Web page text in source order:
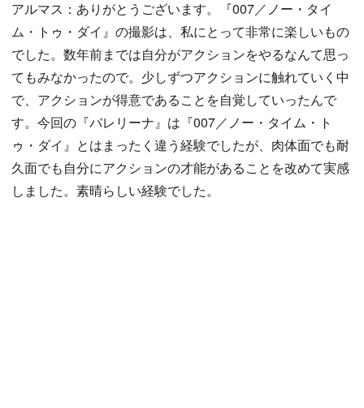
アルマス：ありがとうございます。『007／ノー・タイ
ム・トゥ・ダイ』の撮影は、私にとって非常に楽しいもの
でした。数年前までは自分がアクションをやるなんて思っ
てもみなかったので。少しずつアクションに触れていく中
で、アクションが得意であることを自覚していったんで
す。今回の『バレリーナ』は『007／ノー・タイム・ト
ゥ・ダイ』とはまったく違う経験でしたが、肉体面でも耐
久面でも自分にアクションの才能があることを改めて実感
しました。素晴らしい経験でした。